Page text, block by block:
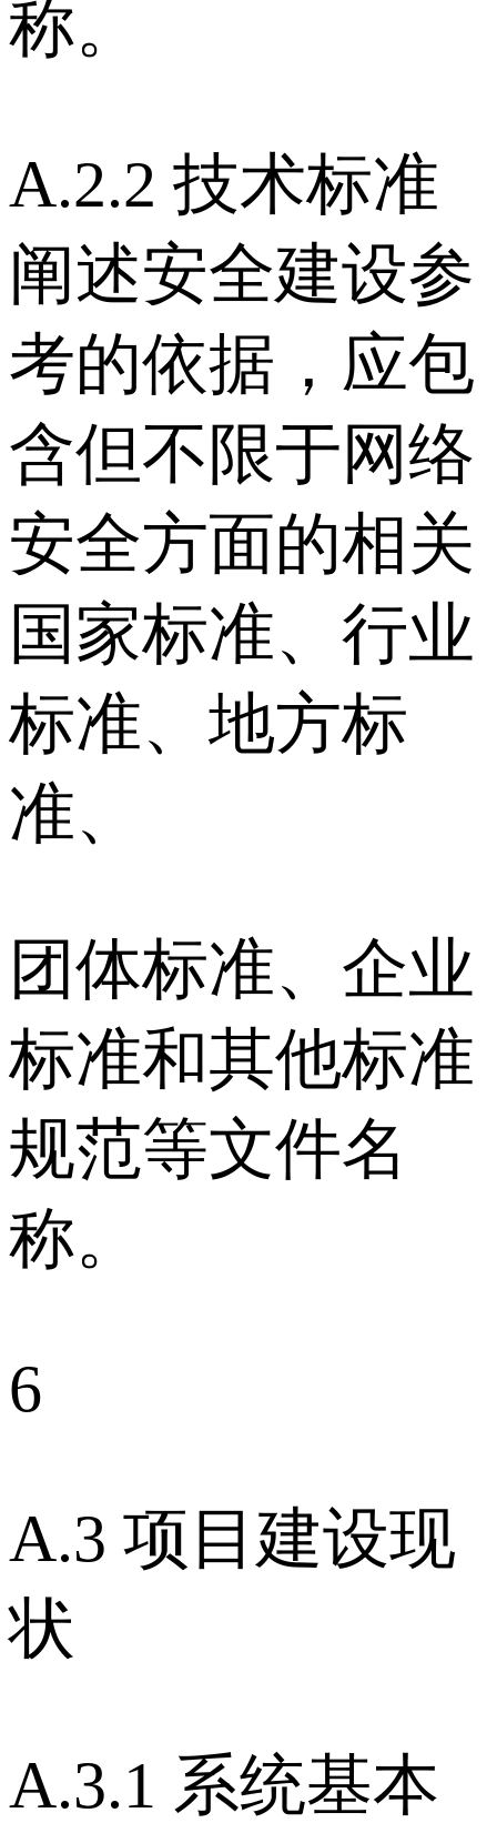
称。
A.2.2 技术标准
阐述安全建设参
考的依据，应包
含但不限于网络
安全方面的相关
国家标准、行业
标准、地方标
准、
团体标准、企业
标准和其他标准
规范等文件名
称。
6
A.3 项目建设现
状
A.3.1 系统基本